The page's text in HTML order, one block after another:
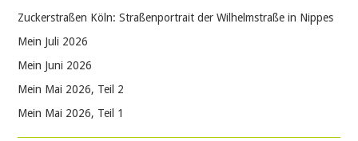
Zuckerstraßen Köln: Straßenportrait der Wilhelmstraße in Nippes
Mein Juli 2026
Mein Juni 2026
Mein Mai 2026, Teil 2
Mein Mai 2026, Teil 1